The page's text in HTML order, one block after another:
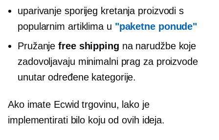
uparivanje sporijeg kretanja proizvodi s
popularnim artiklima u "paketne ponude"
Pružanjefree shipping na narudžbe koje
zadovoljavaju minimalni prag za proizvode
unutar određene kategorije.
Ako imate Ecwid trgovinu, lako je
implementirati bilo koju od ovih ideja.